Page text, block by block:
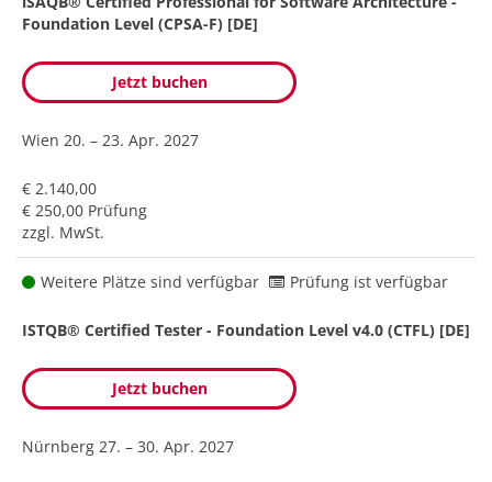
Foundation Level (CPSA-F) [DE]
Jetzt buchen
Wien 20. – 23. Apr. 2027
€ 2.140,00
€ 250,00 Prüfung
zzgl. MwSt.
Weitere Plätze sind verfügbar Prüfung ist verfügbar
ISTQB® Certified Tester - Foundation Level v4.0 (CTFL) [DE]
Jetzt buchen
Nürnberg 27. – 30. Apr. 2027